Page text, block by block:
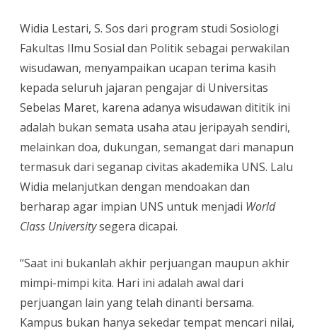
Widia Lestari, S. Sos dari program studi Sosiologi
Fakultas Ilmu Sosial dan Politik sebagai perwakilan
wisudawan, menyampaikan ucapan terima kasih
kepada seluruh jajaran pengajar di Universitas
Sebelas Maret, karena adanya wisudawan dititik ini
adalah bukan semata usaha atau jeripayah sendiri,
melainkan doa, dukungan, semangat dari manapun
termasuk dari seganap civitas akademika UNS. Lalu
Widia melanjutkan dengan mendoakan dan
berharap agar impian UNS untuk menjadi World
Class Universitysegera dicapai.
“Saat ini bukanlah akhir perjuangan maupun akhir
mimpi-mimpi kita. Hari ini adalah awal dari
perjuangan lain yang telah dinanti bersama.
Kampus bukan hanya sekedar tempat mencari nilai,